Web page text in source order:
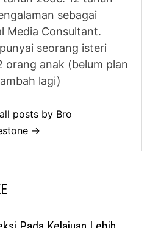
sebagai
Media Consultant.
seorang isteri
orang anak (belum plan
lagi)
posts by Bro
→